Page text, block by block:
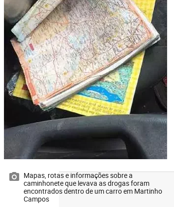
Mapas, rotas e informações sobre a
caminhonete que levava as drogas foram
encontrados dentro de um carro em Martinho
Campos